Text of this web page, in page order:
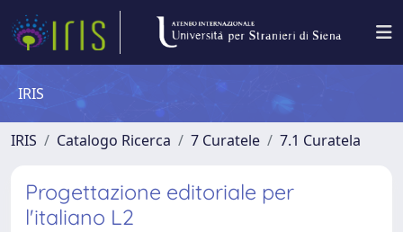
IRIS
IRIS Catalogo Ricerca 7 Curatele 7.1 Curatela
Progettazione editoriale per
l'italiano L2